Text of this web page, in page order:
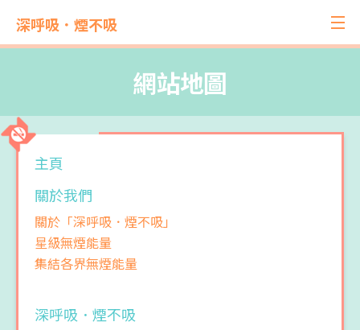
深呼吸．煙不吸
網站地圖
主頁
關於我們
關於「深呼吸．煙不吸」
星級無煙能量
集結各界無煙能量
深呼吸．煙不吸